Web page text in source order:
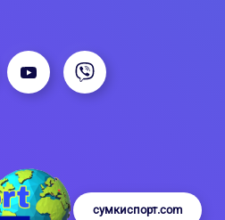
сумкиспорт.com